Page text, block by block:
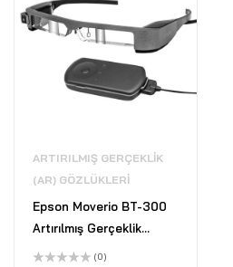
ARTIRILMIŞ GERÇEKLIK
(AR) GÖZLÜKLERI
Epson Moverio BT-300
Artırılmış Gerçeklik
Gözlüğü
(0)